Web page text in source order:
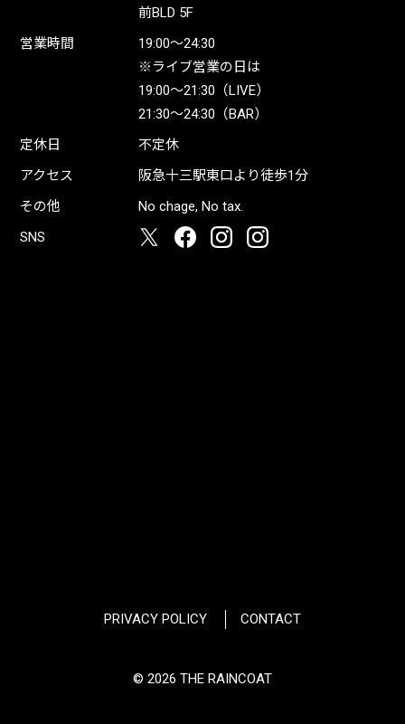
前BLD 5F
営業時間
19:00〜24:30
※ライブ営業の日は
19:00〜21:30（LIVE）
21:30〜24:30（BAR）
定休日
不定休
アクセス
阪急十三駅東口より徒歩1分
その他
No chage, No tax.
SNS
PRIVACY POLICY CONTACT
© 2026 THE RAINCOAT